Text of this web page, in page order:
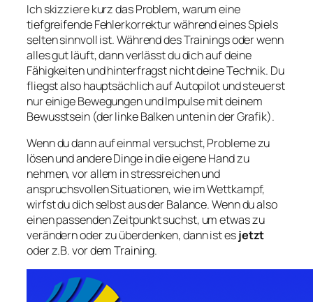
Ich skizziere kurz das Problem, warum eine
tiefgreifende Fehlerkorrektur während eines Spiels
selten sinnvoll ist. Während des Trainings oder wenn
alles gut läuft, dann verlässt du dich auf deine
Fähigkeiten und hinterfragst nicht deine Technik. Du
fliegst also hauptsächlich auf Autopilot und steuerst
nur einige Bewegungen und Impulse mit deinem
Bewusstsein (der linke Balken unten in der Grafik).
Wenn du dann auf einmal versuchst, Probleme zu
lösen und andere Dinge in die eigene Hand zu
nehmen, vor allem in stressreichen und
anspruchsvollen Situationen, wie im Wettkampf,
wirfst du dich selbst aus der Balance. Wenn du also
einen passenden Zeitpunkt suchst, um etwas zu
verändern oder zu überdenken, dann ist esjetzt
oder z.B. vor dem Training.